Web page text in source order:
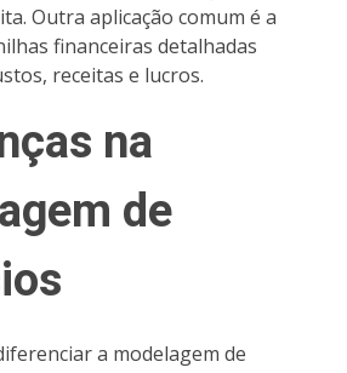
Outra aplicação comum é a
financeiras detalhadas
receitas e lucros.
na
de
a modelagem de